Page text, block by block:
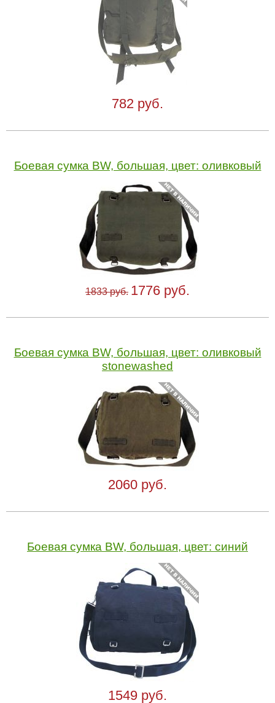
782 руб.
Боевая сумка BW, большая, цвет: оливковый
1833 руб. 1776 руб.
Боевая сумка BW, большая, цвет: оливковый
stonewashed
2060 руб.
Боевая сумка BW, большая, цвет: синий
1549 руб.